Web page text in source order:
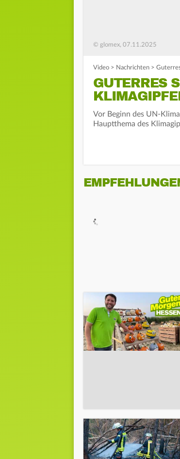
© glomex, 07.11.2025
Video > Nachrichten >
GUTERRES
Vor Beginn des UN-
Hauptthema des